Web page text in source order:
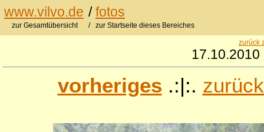
www.vilvo.de /fotos
zur Gesamtübersicht / zur Startseite dieses Bereiches
zurück
vorheriges .:|:.